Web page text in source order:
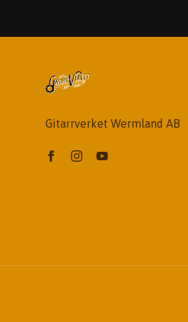
Gitarrverket Wermland AB